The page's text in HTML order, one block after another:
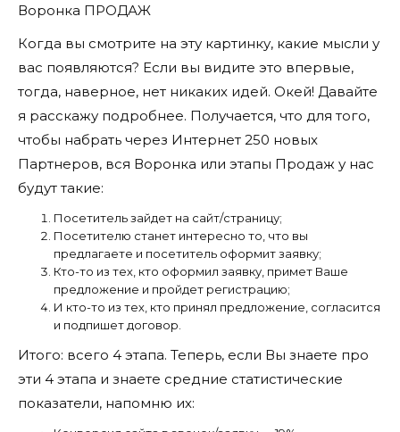
Воронка ПРОДАЖ
Когда вы смотрите на эту картинку, какие мысли у
вас появляются? Если вы видите это впервые,
тогда, наверное, нет никаких идей. Окей! Давайте
я расскажу подробнее. Получается, что для того,
чтобы набрать через Интернет 250 новых
Партнеров, вся Воронка или этапы Продаж у нас
будут такие:
Посетитель зайдет на сайт/страницу;
Посетителю станет интересно то, что вы
предлагаете и посетитель оформит заявку;
Кто-то из тех, кто оформил заявку, примет Ваше
предложение и пройдет регистрацию;
И кто-то из тех, кто принял предложение, согласится
и подпишет договор.
Итого: всего 4 этапа. Теперь, если Вы знаете про
эти 4 этапа и знаете средние статистические
показатели, напомню их: